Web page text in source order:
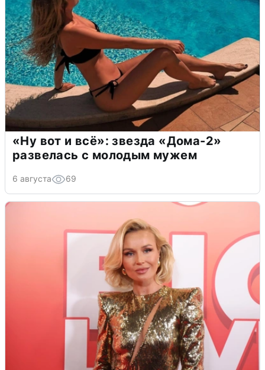
«Ну вот и всё»: звезда «Дома-2»
развелась с молодым мужем
6 августа 69